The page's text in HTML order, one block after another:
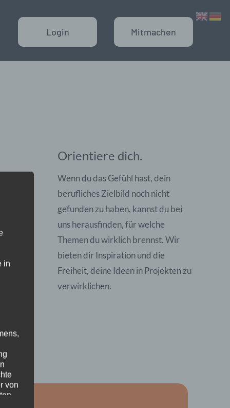
Login Mitmachen
Orientiere dich.
Wenn du das Gefühl hast, dein
berufliches Zielbild noch nicht
gefunden zu haben, kannst du bei
uns herausfinden, für welche
Themen du wirklich brennst. Wir
bieten dir Inspiration und die
Freiheit, deine Ideen in Projekten zu
verwirklichen.
in
von